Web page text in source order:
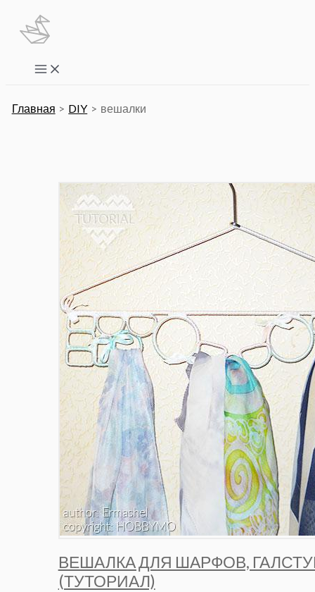
Перейти
содержимому
Main
Menu
Главная DIY вешалки
ВЕШАЛКА ДЛЯ ШАРФОВ,
(ТУТОРИАЛ)